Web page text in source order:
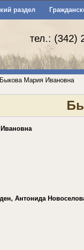
раздел
тел.: (342)
Мария Ивановна
Антонида